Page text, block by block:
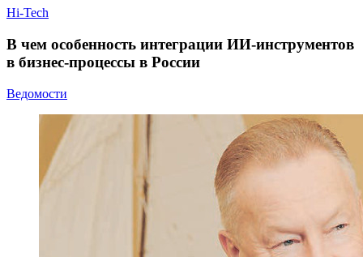
Hi-Tech
В чем особенность интеграции ИИ-инструментов
в бизнес-процессы в России
Ведомости